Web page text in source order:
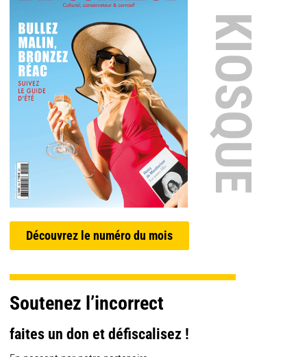
EN KIOSQUE
Découvrez le numéro du mois
Soutenez l’incorrect
faites un don et défiscalisez !